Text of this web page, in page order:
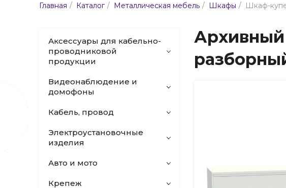
Главная / Каталог / Металлическая мебель / Шкафы / Шкаф-
Аксессуары для кабельно-
проводниковой
продукции
Видеонаблюдение и
домофоны
Кабель, провод
Электроустановочные
изделия
Авто и мото
Крепеж
Архивный